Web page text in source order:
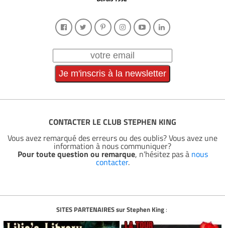
CONTACTER LE CLUB STEPHEN KING
Vous avez remarqué des erreurs ou des oublis? Vous avez une
information à nous communiquer?
Pour toute question ou remarque, n'hésitez pas à nous
contacter.
SITES PARTENAIRES sur Stephen King: